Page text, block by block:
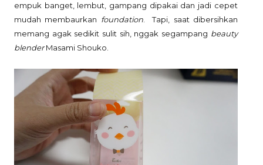
empuk banget, lembut, gampang dipakai dan jadi cepet
mudah membaurkan foundation. Tapi, saat dibersihkan
memang agak sedikit sulit sih, nggak segampang beauty
blenderMasami Shouko.